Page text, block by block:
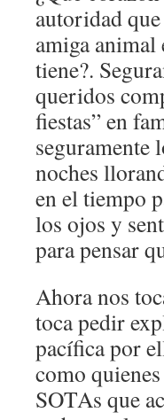
autoridad
amiga animal
tiene?.
queridos
fiestas” en
seguramente
noches
en el tiempo
los ojos y
para pensar
Ahora nos
toca pedir
pacífica por
como
SOTAs que